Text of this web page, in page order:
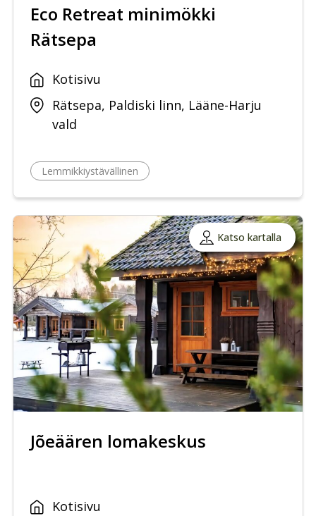
Eco Retreat minimökki
Rätsepa
Kotisivu
Rätsepa, Paldiski linn, Lääne-Harju
vald
Lemmikkiystävällinen
Katso kartalla
Jõeäären lomakeskus
Kotisivu